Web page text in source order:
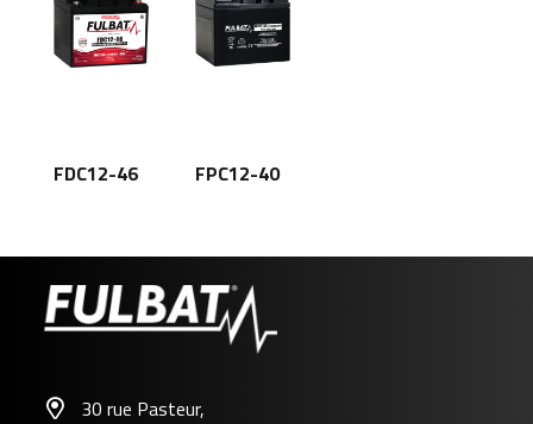
FDC12-46 FPC12-40
30 rue Pasteur,